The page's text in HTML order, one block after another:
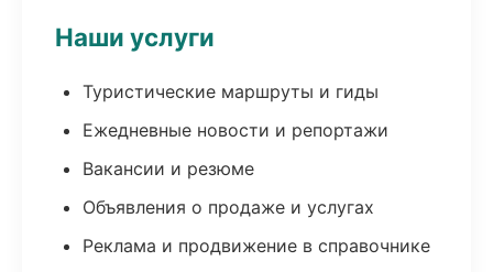
Наши услуги
Туристические маршруты и гиды
Ежедневные новости и репортажи
Вакансии и резюме
Объявления о продаже и услугах
Реклама и продвижение в справочнике